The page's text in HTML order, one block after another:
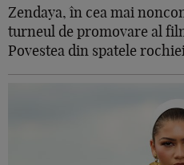
Zendaya, în cea mai
turneul de promovare al
Povestea din spatele